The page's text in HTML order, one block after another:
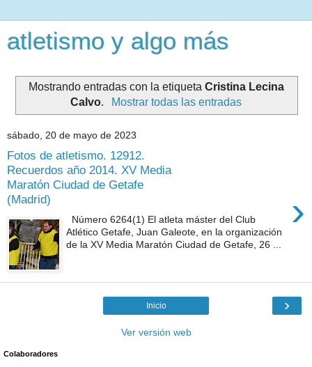
atletismo y algo más
Mostrando entradas con la etiqueta Cristina Lecina
Calvo. Mostrar todas las entradas
sábado, 20 de mayo de 2023
Fotos de atletismo. 12912.
Recuerdos año 2014. XV Media
Maratón Ciudad de Getafe
(Madrid)
›
Número 6264(1) El atleta máster del Club
Atlético Getafe, Juan Galeote, en la organización
de la XV Media Maratón Ciudad de Getafe, 26 ...
›
Inicio
Ver versión web
Colaboradores